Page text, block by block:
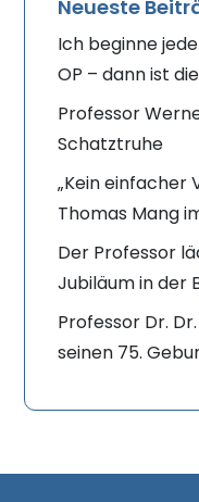
Neueste
Ich beginne
OP – dann ist
Professor
Schatztruhe
„Kein einfacher
Thomas Mang
Der Professor
Jubiläum in der
Professor Dr.
seinen 75.